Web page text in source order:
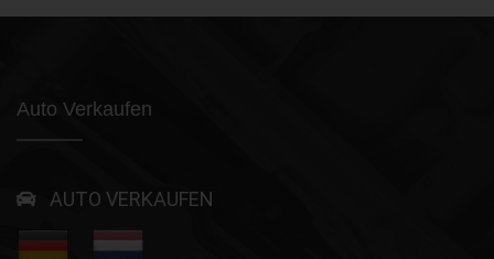
Auto Verkaufen
AUTO VERKAUFEN